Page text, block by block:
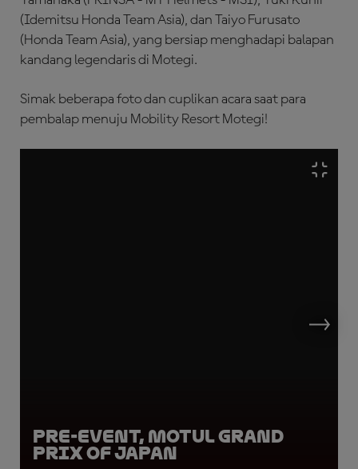
(Idemitsu Honda Team Asia), dan Taiyo Furusato
(Honda Team Asia), yang bersiap menghadapi balapan
kandang legendaris di Motegi.
Simak beberapa foto dan cuplikan acara saat para
pembalap menuju Mobility Resort Motegi!
Pre-Event, Motul Grand
Prix of Japan